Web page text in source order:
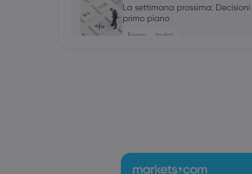
La settimana prossima: Decisioni
primo piano
Forex Indici
La settimana che ci aspetta:
Markets.com Support Team 2025 Jul 12,
La settimana che ci aspetta: